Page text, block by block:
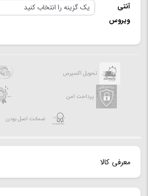
آنتی
ویروس
تحویل اکسپرس
پرداخت امن
ضمانت اصل بودن
معرفی کالا
معرفی کالا